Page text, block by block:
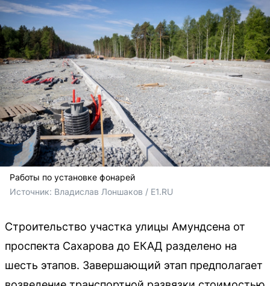
Работы по установке фонарей
Источник: Владислав Лоншаков / E1.RU
Строительство участка улицы Амундсена от
проспекта Сахарова до ЕКАД разделено на
шесть этапов. Завершающий этап предполагает